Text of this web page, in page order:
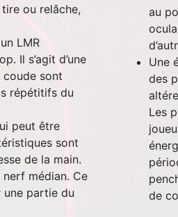
ou relâche,
LMR
Il s’agit d’une
sont
répétitifs du
peut être
sont
de la main.
médian. Ce
une partie du
au
Une
des
Les
de